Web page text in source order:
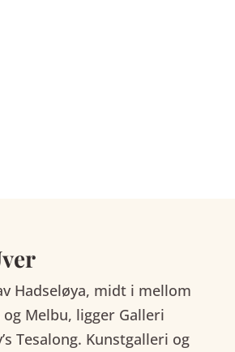
Hadseløya, midt i mellom
Melbu, ligger Galleri
Tesalong. Kunstgalleri og